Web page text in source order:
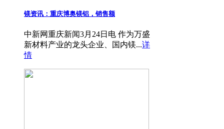
镁资讯：重庆博奥镁铝，销售额
中新网重庆新闻3月24日电 作为万盛
新材料产业的龙头企业、国内镁...详
情